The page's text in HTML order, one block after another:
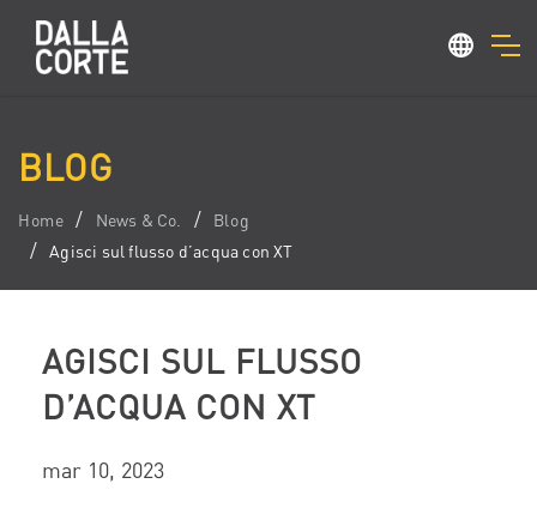
BLOG
Home News & Co.
Blog
Agisci sul flusso d’acqua con XT
AGISCI SUL FLUSSO
D’ACQUA CON XT
mar 10, 2023